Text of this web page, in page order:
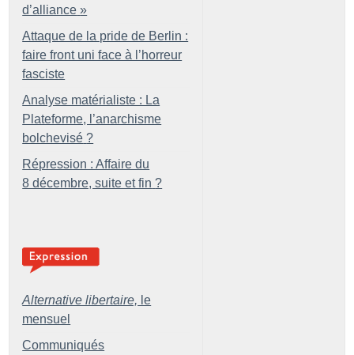
d’alliance »
Attaque de la pride de Berlin :
faire front uni face à l’horreur
fasciste
Analyse matérialiste : La
Plateforme, l’anarchisme
bolchevisé ?
Répression : Affaire du
8 décembre, suite et fin ?
Alternative libertaire, le
mensuel
Communiqués